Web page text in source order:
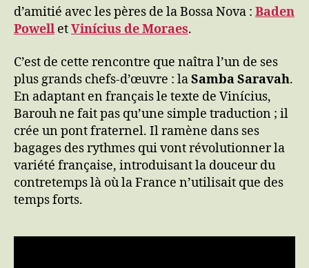
d’amitié avec les pères de la Bossa Nova : Baden
Powell etVinícius de Moraes.
C’est de cette rencontre que naîtra l’un de ses
plus grands chefs-d’œuvre : laSamba Saravah.
En adaptant en français le texte de Vinícius,
Barouh ne fait pas qu’une simple traduction ; il
crée un pont fraternel. Il ramène dans ses
bagages des rythmes qui vont révolutionner la
variété française, introduisant la douceur du
contretemps là où la France n’utilisait que des
temps forts.